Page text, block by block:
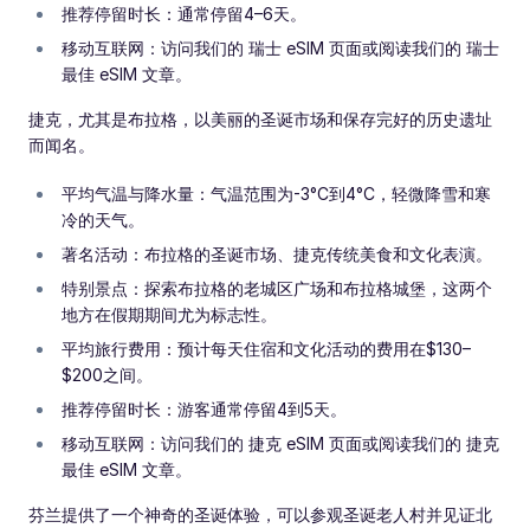
推荐停留时长：通常停留4–6天。
移动互联网：访问我们的 瑞士 eSIM 页面或阅读我们的 瑞士
最佳 eSIM 文章。
捷克，尤其是布拉格，以美丽的圣诞市场和保存完好的历史遗址
而闻名。
平均气温与降水量：气温范围为-3°C到4°C，轻微降雪和寒
冷的天气。
著名活动：布拉格的圣诞市场、捷克传统美食和文化表演。
特别景点：探索布拉格的老城区广场和布拉格城堡，这两个
地方在假期期间尤为标志性。
平均旅行费用：预计每天住宿和文化活动的费用在$130–
$200之间。
推荐停留时长：游客通常停留4到5天。
移动互联网：访问我们的 捷克 eSIM 页面或阅读我们的 捷克
最佳 eSIM 文章。
芬兰提供了一个神奇的圣诞体验，可以参观圣诞老人村并见证北